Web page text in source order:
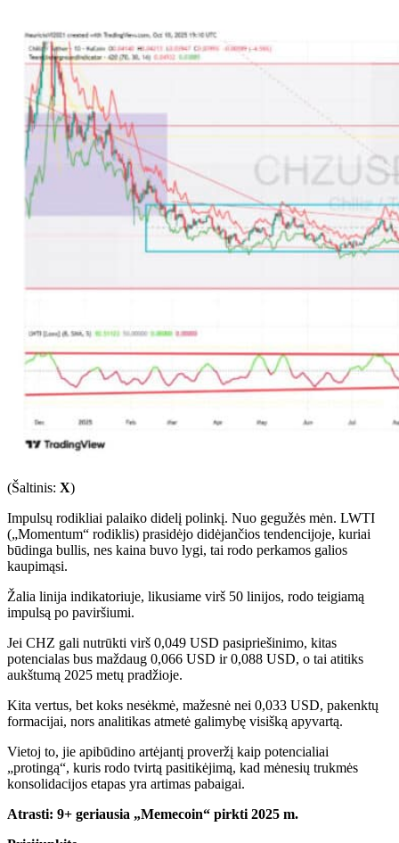
(Šaltinis: X)
Impulsų rodikliai palaiko didelį polinkį. Nuo gegužės mėn. LWTI
(„Momentum“ rodiklis) prasidėjo didėjančios tendencijoje, kuriai
būdinga bullis, nes kaina buvo lygi, tai rodo perkamos galios
kaupimąsi.
Žalia linija indikatoriuje, likusiame virš 50 linijos, rodo teigiamą
impulsą po paviršiumi.
Jei CHZ gali nutrūkti virš 0,049 USD pasipriešinimo, kitas
potencialas bus maždaug 0,066 USD ir 0,088 USD, o tai atitiks
aukštumą 2025 metų pradžioje.
Kita vertus, bet koks nesėkmė, mažesnė nei 0,033 USD, pakenktų
formacijai, nors analitikas atmetė galimybę visišką apyvartą.
Vietoj to, jie apibūdino artėjantį proveržį kaip potencialiai
„protingą“, kuris rodo tvirtą pasitikėjimą, kad mėnesių trukmės
konsolidacijos etapas yra artimas pabaigai.
Atrasti: 9+ geriausia „Memecoin“ pirkti 2025 m.